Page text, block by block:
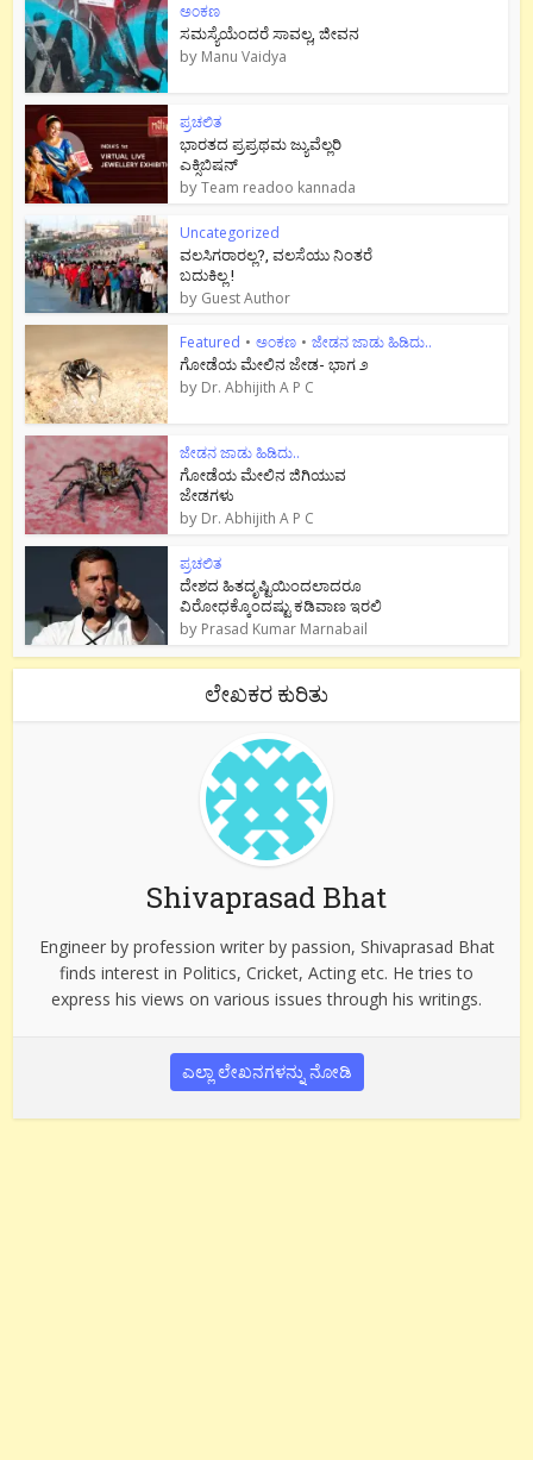
ಅಂಕಣ
ಸಮಸ್ಯೆಯೆಂದರೆ ಸಾವಲ್ಲ, ಜೀವನ
by Manu Vaidya
ಪ್ರಚಲಿತ
ಭಾರತದ ಪ್ರಪ್ರಥಮ ಜ್ಯುವೆಲ್ಲರಿ
ಎಕ್ಸಿಬಿಷನ್
byTeam readoo kannada
Uncategorized
ವಲಸಿಗರಾರಲ್ಲ?, ವಲಸೆಯು ನಿಂತರೆ
ಬದುಕಿಲ್ಲ !
by Guest Author
Featured • ಅಂಕಣ • ಜೇಡನ ಜಾಡು ಹಿಡಿದು..
ಗೋಡೆಯ ಮೇಲಿನ ಜೇಡ- ಭಾಗ ೨
by Dr. Abhijith A P C
ಜೇಡನ ಜಾಡು ಹಿಡಿದು..
ಗೋಡೆಯ ಮೇಲಿನ ಜಿಗಿಯುವ
ಜೇಡಗಳು
by Dr. Abhijith A P C
ಪ್ರಚಲಿತ
ದೇಶದ ಹಿತದೃಷ್ಟಿಯಿಂದಲಾದರೂ
ವಿರೋಧಕ್ಕೊಂದಷ್ಟು ಕಡಿವಾಣ ಇರಲಿ
by Prasad Kumar Marnabail
ಲೇಖಕರ ಕುರಿತು
Shivaprasad Bhat
Engineer by profession writer by passion, Shivaprasad Bhat
finds interest in Politics, Cricket, Acting etc. He tries to
express his views on various issues through his writings.
ಎಲ್ಲಾ ಲೇಖನಗಳನ್ನು ನೋಡಿ